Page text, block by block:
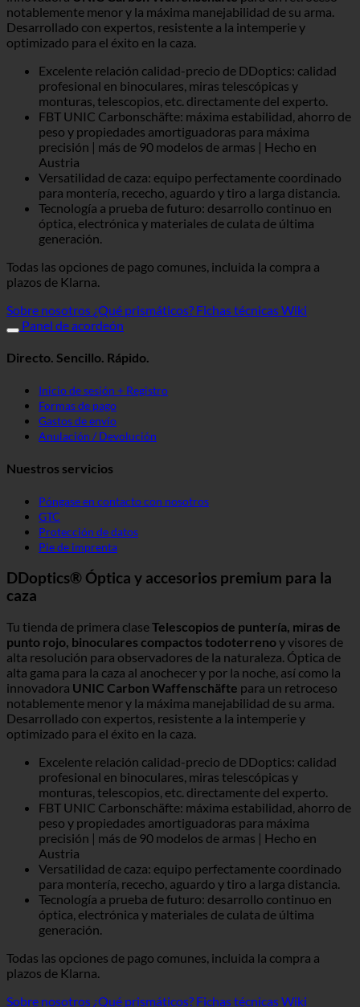
notablemente menor y la máxima manejabilidad de su arma.
Desarrollado con expertos, resistente a la intemperie y
optimizado para el éxito en la caza.
Excelente relación calidad-precio de DDoptics: calidad
profesional en binoculares, miras telescópicas y
monturas, telescopios, etc. directamente del experto.
FBT UNIC Carbonschäfte: máxima estabilidad, ahorro de
peso y propiedades amortiguadoras para máxima
precisión | más de 90 modelos de armas | Hecho en
Austria
Versatilidad de caza: equipo perfectamente coordinado
para montería, rececho, aguardo y tiro a larga distancia.
Tecnología a prueba de futuro: desarrollo continuo en
óptica, electrónica y materiales de culata de última
generación.
Todas las opciones de pago comunes, incluida la compra a
plazos de Klarna.
Sobre nosotros ¿Qué prismáticos? Fichas técnicas Wiki
Panel de acordeón
Directo. Sencillo. Rápido.
Inicio de sesión + Registro
Formas de pago
Gastos de envío
Anulación / Devolución
Nuestros servicios
Póngase en contacto con nosotros
GTC
Protección de datos
Pie de imprenta
DDoptics® Óptica y accesorios premium para la
caza
Tu tienda de primera claseTelescopios de puntería, miras de
punto rojo, binoculares compactos todoterrenoy visores de
alta resolución para observadores de la naturaleza. Óptica de
alta gama para la caza al anochecer y por la noche, así como la
innovadora UNIC Carbon Waffenschäfte para un retroceso
notablemente menor y la máxima manejabilidad de su arma.
Desarrollado con expertos, resistente a la intemperie y
optimizado para el éxito en la caza.
Excelente relación calidad-precio de DDoptics: calidad
profesional en binoculares, miras telescópicas y
monturas, telescopios, etc. directamente del experto.
FBT UNIC Carbonschäfte: máxima estabilidad, ahorro de
peso y propiedades amortiguadoras para máxima
precisión | más de 90 modelos de armas | Hecho en
Austria
Versatilidad de caza: equipo perfectamente coordinado
para montería, rececho, aguardo y tiro a larga distancia.
Tecnología a prueba de futuro: desarrollo continuo en
óptica, electrónica y materiales de culata de última
generación.
Todas las opciones de pago comunes, incluida la compra a
plazos de Klarna.
Sobre nosotros ¿Qué prismáticos? Fichas técnicas Wiki